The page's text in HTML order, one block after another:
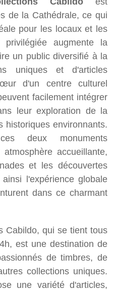
de la Cathédrale, ce qui
pour les locaux et les
augmente la
un public diversifié à la
uniques et d'articles
d'un centre culturel
facilement intégrer
leur exploration de la
historiques environnants.
deux monuments
accueillante,
et les découvertes
l'expérience globale
dans ce charmant
Cabildo, qui se tient tous
est une destination de
de timbres, de
collections uniques.
une variété d'articles,